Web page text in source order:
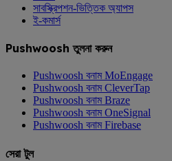
সাবস্ক্রিপশন-ভিত্তিক অ্যাপস
ই-কমার্স
Pushwoosh তুলনা করুন
Pushwoosh বনাম MoEngage
Pushwoosh বনাম CleverTap
Pushwoosh বনাম Braze
Pushwoosh বনাম OneSignal
Pushwoosh বনাম Firebase
সেরা টুল